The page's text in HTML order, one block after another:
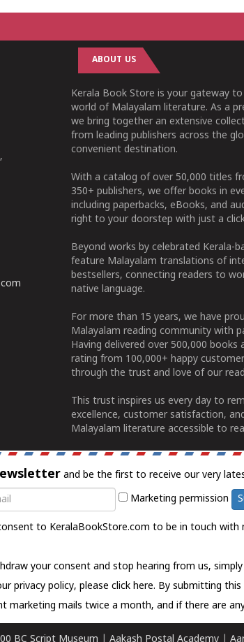
ABOUT US
Kerala Book Store is your gateway
world of Malayalam literature. As a
we bring together an extensive
from leading publishers across the
convenient destination.
With a catalog of over 50,000 titles
350+ publishers, we offer books in
including paperbacks, eBooks, and
right to your doorstep with just a
Beyond works by celebrated Kerala-
feature Malayalam translations of
bestsellers, connecting readers to
native language.
For more than 15 years, we have
Malayalam reading community with
Having delivered over 500,000 books
rating from 100,000+ happy
through the trust and love of our
This trust inspires us every day to
excellence, customer satisfaction,
Malayalam literature accessible to
and be the first to receive our very
Marketing permission
to KeralaBookStore.com to be in touch
your consent and stop hearing from us,
privacy policy, please click here. By submitting
marketing mails twice a month, and if there are
BC Script Museum Aakash Postal Academy